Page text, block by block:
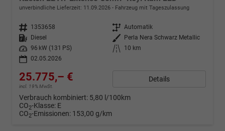
unverbindliche Lieferzeit: 11.09.2026 Fahrzeug mit Tageszulassung
Fahrzeugnr. 1353658 Getriebe Automatik
Kraftstoff
Diesel Außenfarbe
Perla Nera Schwarz Metallic
Leistung
96 kW (131 PS) Kilometerstand
10 km
02.05.2026
25.775,– €
incl. 19% MwSt.
Details
Verbrauch kombiniert: 5,80 l/100km
CO2-Klasse: E
CO2-Emissionen: 153,00 g/km